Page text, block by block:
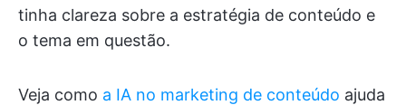
tinha clareza sobre a estratégia de conteúdo e
o tema em questão.
Veja como a IA no marketing de conteúdo ajuda